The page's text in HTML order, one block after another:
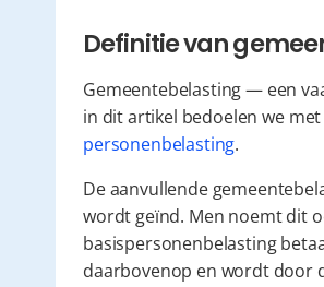
Definitie van
Gemeentebelasting — een
in dit artikel bedoelen we met
personenbelasting.
De aanvullende
wordt geïnd. Men noemt dit
basispersonenbelasting
daarbovenop en wordt door